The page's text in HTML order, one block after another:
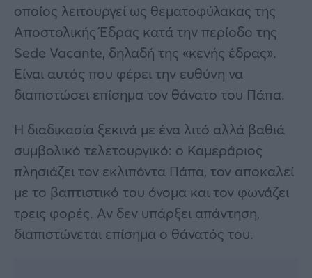
οποίος λειτουργεί ως θεματοφύλακας της
Αποστολικής Έδρας κατά την περίοδο της
Sede Vacante, δηλαδή της «κενής έδρας».
Είναι αυτός που φέρει την ευθύνη να
διαπιστώσει επίσημα τον θάνατο του Πάπα.
Η διαδικασία ξεκινά με ένα λιτό αλλά βαθιά
συμβολικό τελετουργικό: ο Καμεράριος
πλησιάζει τον εκλιπόντα Πάπα, τον αποκαλεί
με το βαπτιστικό του όνομα και τον φωνάζει
τρεις φορές. Αν δεν υπάρξει απάντηση,
διαπιστώνεται επίσημα ο θάνατός του.